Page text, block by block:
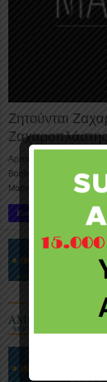
Ζητούνται
Αρτοποιεία –
Βοηθός Ζαχαροπλάστης/
Μαργαρίτα ζητούν να
Read More »
(β)